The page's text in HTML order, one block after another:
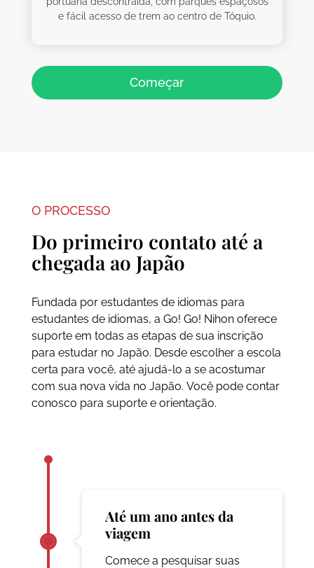
e fácil acesso de trem ao centro de Tóquio.
Começar
O PROCESSO
Do primeiro contato até a
chegada ao Japão
Fundada por estudantes de idiomas para
estudantes de idiomas, a Go! Go! Nihon oferece
suporte em todas as etapas de sua inscrição
para estudar no Japão. Desde escolher a escola
certa para você, até ajudá-lo a se acostumar
com sua nova vida no Japão. Você pode contar
conosco para suporte e orientação.
Até um ano antes da
viagem
Comece a pesquisar suas